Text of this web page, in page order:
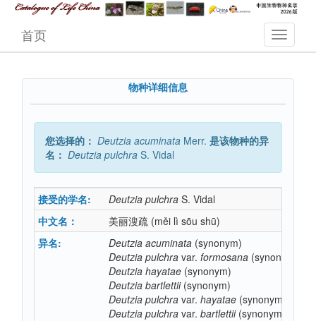
首页
物种详细信息
您选择的： Deutzia acuminata Merr. 是该物种的异
名： Deutzia pulchra S. Vidal
接受的学名: Deutzia pulchra S. Vidal
中文名：
美丽溲疏 (měi lì sōu shū)
异名:
Deutzia acuminata (synonym)
Deutzia pulchra var. formosana (synonym)
Deutzia hayatae (synonym)
Deutzia bartlettii(synonym)
Deutzia pulchra var. hayatae (synonym)
Deutzia pulchra var. bartlettii(synonym)